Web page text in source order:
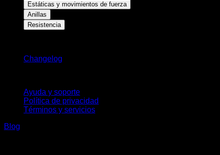
Estáticas y movimientos de fuerza
Anillas
Resistencia
Changelog
Ayuda y soporte
Política de privacidad
Términos y servicios
Blog